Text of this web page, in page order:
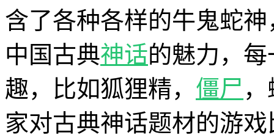
含了各种各样的牛鬼蛇
中国古典神话的魅力，
趣，比如狐狸精， 僵尸
家对古典神话题材的游